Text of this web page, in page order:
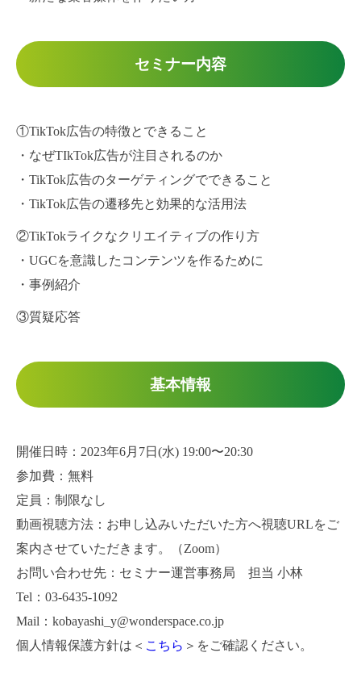
セミナー内容
①TikTok広告の特徴とできること
・なぜTIkTok広告が注目されるのか
・TikTok広告のターゲティングでできること
・TikTok広告の遷移先と効果的な活用法
②TikTokライクなクリエイティブの作り方
・UGCを意識したコンテンツを作るために
・事例紹介
③質疑応答
基本情報
開催日時：2023年6月7日(水) 19:00〜20:30
参加費：無料
定員：制限なし
動画視聴方法：お申し込みいただいた方へ視聴URLをご
案内させていただきます。（Zoom）
お問い合わせ先：セミナー運営事務局 担当 小林
Tel：03-6435-1092
Mail：kobayashi_y@wonderspace.co.jp
個人情報保護方針は＜ こちら ＞をご確認ください。